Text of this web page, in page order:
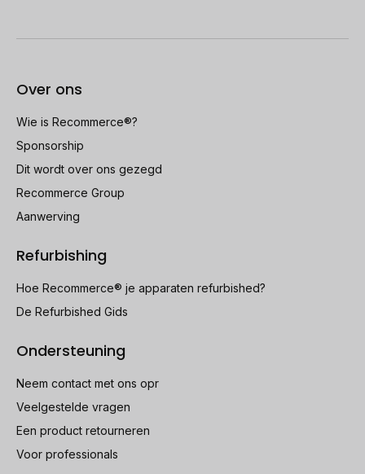
Over ons
Wie is Recommerce®?
Sponsorship
Dit wordt over ons gezegd
Recommerce Group
Aanwerving
Refurbishing
Hoe Recommerce® je apparaten refurbished?
De Refurbished Gids
Ondersteuning
Neem contact met ons opr
Veelgestelde vragen
Een product retourneren
Voor professionals